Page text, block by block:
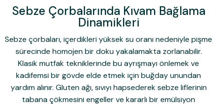
Sebze Çorbalarında Kıvam Bağlama
Dinamikleri
Sebze çorbaları, içerdikleri yüksek su oranı nedeniyle pişme
sürecinde homojen bir doku yakalamakta zorlanabilir.
Klasik mutfak tekniklerinde bu ayrışmayı önlemek ve
kadifemsi bir gövde elde etmek için buğday unundan
yardım alınır. Gluten ağı, sıvıyı hapsederek sebze liflerinin
tabana çökmesini engeller ve kararlı bir emülsiyon